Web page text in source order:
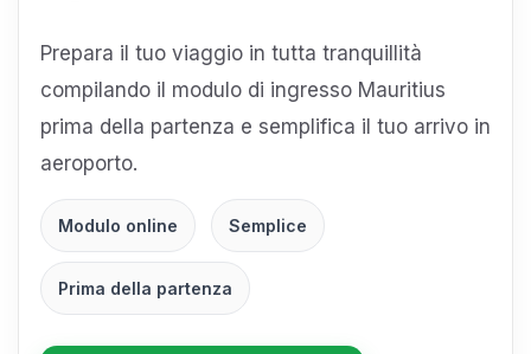
Prepara il tuo viaggio in tutta tranquillità
compilando il modulo di ingresso Mauritius
prima della partenza e semplifica il tuo arrivo in
aeroporto.
Modulo online Semplice
Prima della partenza